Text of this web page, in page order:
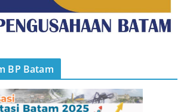
BP Batam